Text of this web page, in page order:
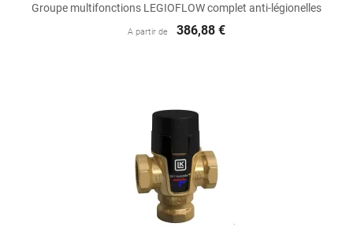
Groupe multifonctions LEGIOFLOW complet anti-légionelles
A partir de 386,88 €